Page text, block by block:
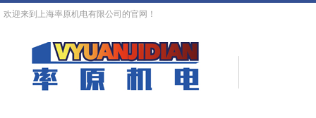
欢迎来到上海率原机电有限公司的官网！